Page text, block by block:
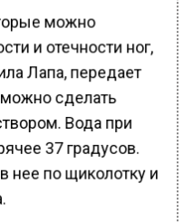
можно
и отечности ног,
Лапа, передает
сделать
Вода при
37 градусов.
нее по щиколотку и